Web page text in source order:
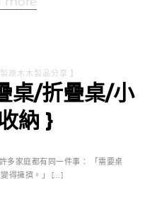
製原木木製品分享 】
桌/折疊桌/小
納 }
多家庭都有同一件事： 「需要桌
得擁擠。」 […]